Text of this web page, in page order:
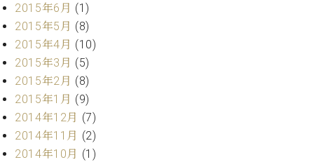
ル)
子
工
房
ブ
ロ
ア
ク
セ
ス
2015年6月 (1)
2015年5月 (8)
2015年4月 (10)
2015年3月 (5)
2015年2月 (8)
2015年1月 (9)
2014年12月 (7)
2014年11月 (2)
2014年10月 (1)